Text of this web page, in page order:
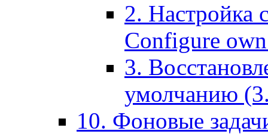
2. Настройка
Configure
3.
умолчанию
10. Фоновые